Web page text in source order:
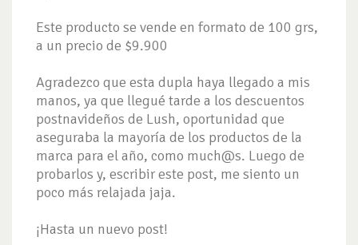
Este producto se vende en formato de 100 grs,
a un precio de $9.900
Agradezco que esta dupla haya llegado a mis
manos, ya que llegué tarde a los descuentos
postnavideños de Lush, oportunidad que
aseguraba la mayoría de los productos de la
marca para el año, como much@s. Luego de
probarlos y, escribir este post, me siento un
poco más relajada jaja.
¡Hasta un nuevo post!